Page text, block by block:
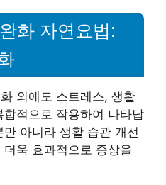
화 자연요법:
외에도 스트레스, 생활
적으로 작용하여 나타납
아니라 생활 습관 개선
욱 효과적으로 증상을